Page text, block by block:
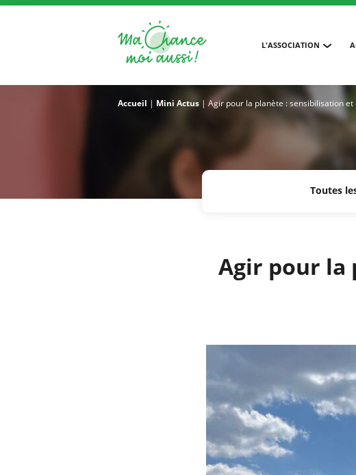
L'ASSOCIATION
Accueil | Mini Actus | Agir pour la planète : sensibilisation et
Toutes
Agir pour la